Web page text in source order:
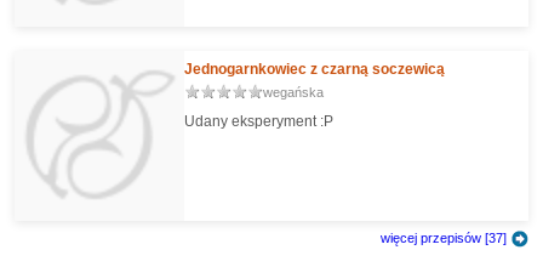
Jednogarnkowiec z czarną soczewicą
wegańska
Udany eksperyment :P
więcej przepisów [37]